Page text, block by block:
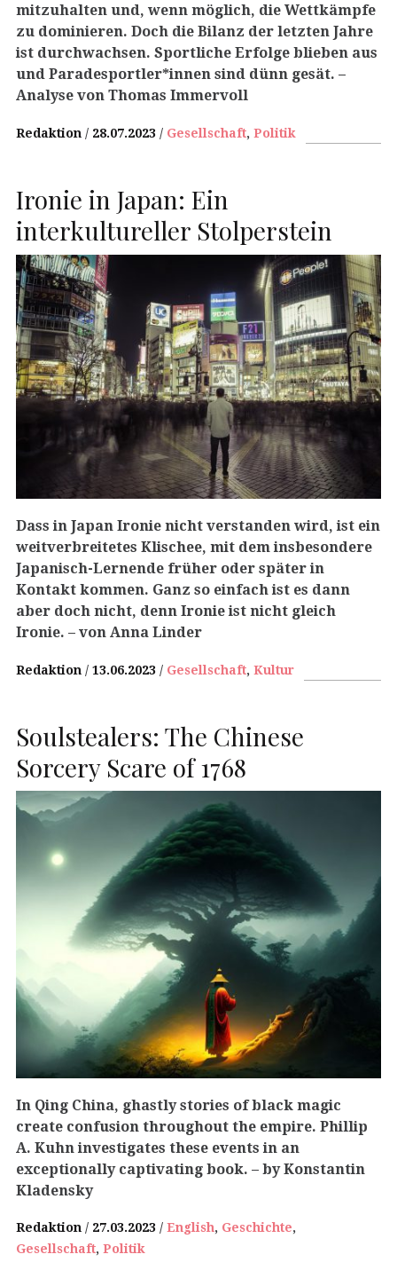
mitzuhalten und, wenn möglich, die Wettkämpfe
zu dominieren. Doch die Bilanz der letzten Jahre
ist durchwachsen. Sportliche Erfolge blieben aus
und Paradesportler*innen sind dünn gesät. –
Analyse von Thomas Immervoll
Redaktion 28.07.2023 Gesellschaft, Politik
Ironie in Japan: Ein
interkultureller Stolperstein
Dass in Japan Ironie nicht verstanden wird, ist ein
weitverbreitetes Klischee, mit dem insbesondere
Japanisch-Lernende früher oder später in
Kontakt kommen. Ganz so einfach ist es dann
aber doch nicht, denn Ironie ist nicht gleich
Ironie. – von Anna Linder
Redaktion 13.06.2023 Gesellschaft, Kultur
Soulstealers: The Chinese
Sorcery Scare of 1768
In Qing China, ghastly stories of black magic
create confusion throughout the empire. Phillip
A. Kuhn investigates these events in an
exceptionally captivating book. – by Konstantin
Kladensky
Redaktion 27.03.2023 English, Geschichte,
Gesellschaft, Politik